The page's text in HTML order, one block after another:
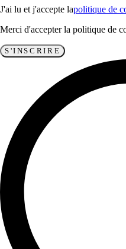
J'ai lu et j'accepte lapolitique de
Merci d'accepter la politique de
S'INSCRIRE